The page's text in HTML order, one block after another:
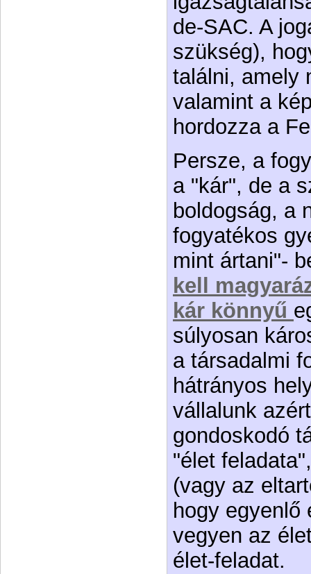
de-SAC. A
szükség),
találni, amely
valamint a
hordozza a
Persze, a
a "kár", de a
boldogság, a
fogyatékos
mint ártani"-
kell
kár könnyű
súlyosan
a társadalmi
hátrányos
vállalunk
gondoskodó
"élet
(vagy az
hogy egyenlő
vegyen az
élet-feladat.